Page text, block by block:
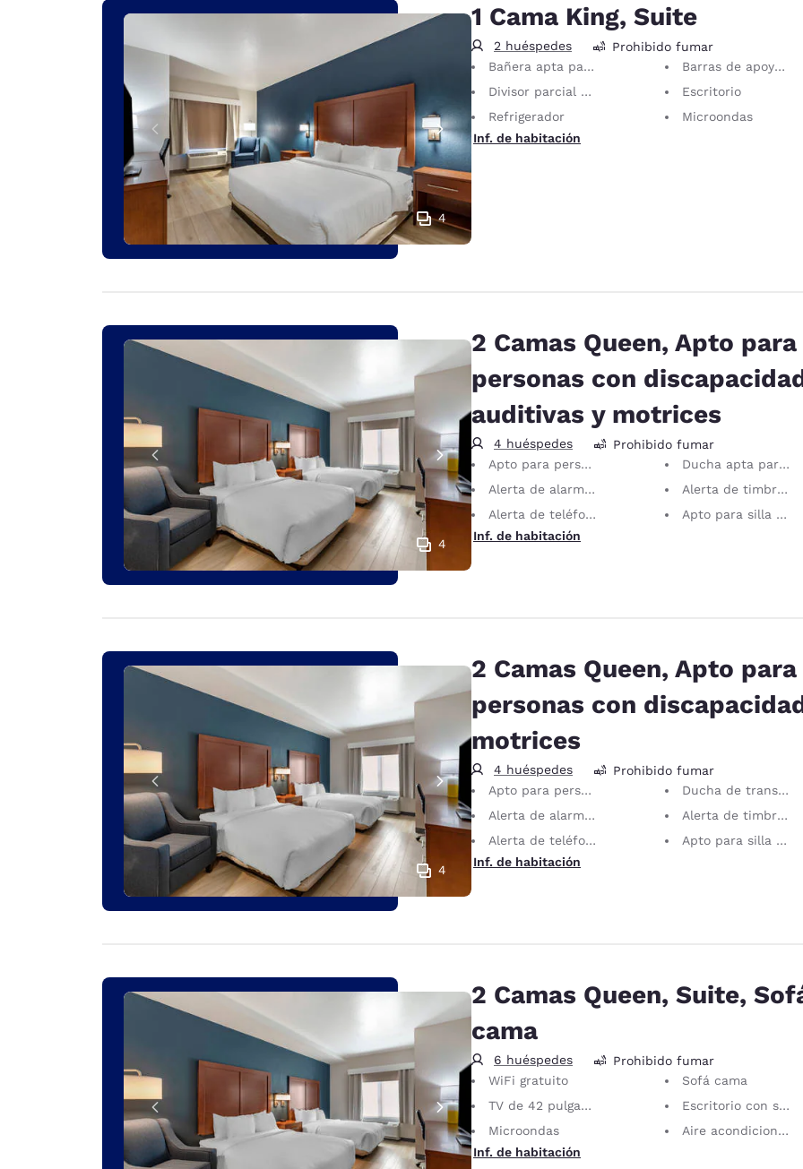
4
1 Cama King, Suite
2 huéspedes
Prohibido fumar
Bañera apta para personas con discapacidades
Barras de apoyo en la bañera
Divisor parcial de habitación
Escritorio
Refrigerador
Microondas
Inf. de habitación
1 HABITACIÓN RESTANTE A ESTE PRECIO
4
2 Camas Queen, Apto para
personas con
auditivas y motrices
4 huéspedes
Prohibido fumar
Apto para personas con discapacidades auditivas y motrices
Ducha apta para silla de ruedas
Alerta de alarma visual
Alerta de timbre visual
Alerta de teléfono visual
Apto para silla de ruedas
Inf. de habitación
2 HABITACIONES RESTANTES A ESTE PRECIO
4
2 Camas Queen, Apto para
personas con
motrices
4 huéspedes
Prohibido fumar
Apto para personas con discapacidades motrices
Ducha de transferencia
Alerta de alarma visual
Alerta de timbre visual
Alerta de teléfono visual
Apto para silla de ruedas
Inf. de habitación
2 Camas Queen, Suite,
cama
6 huéspedes
Prohibido fumar
WiFi gratuito
Sofá cama
TV de 42 pulgadas
Escritorio con silla ergonómica
Microondas
Aire acondicionado
Inf. de habitación